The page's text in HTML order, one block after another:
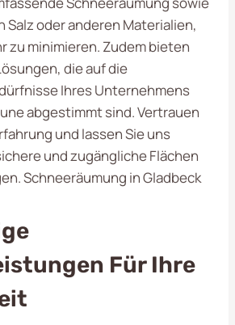
Salz oder anderen Materialien,
zu minimieren. Zudem bieten
die auf die
Ihres Unternehmens
abgestimmt sind. Vertrauen
und lassen Sie uns
und zugängliche Flächen
Schneeräumung in Gladbeck
Für Ihre